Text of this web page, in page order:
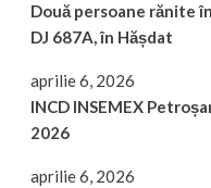
Două persoane rănite
DJ 687A, în Hășdat
aprilie 6, 2026
INCD INSEMEX
2026
aprilie 6, 2026